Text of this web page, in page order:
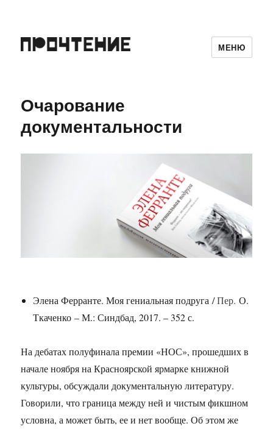
МЕНЮ
Очарование
документальности
Элена Ферранте. Моя гениальная подруга /Пер.О.
Ткаченко – М.: Синдбад, 2017. – 352 с.
На дебатах полуфинала премии «НОС», прошедших в
начале ноября на Красноярской ярмарке книжной
культуры, обсуждали документальную литературу.
Говорили, что граница между ней и чистым фикшном
условна, а может быть, ее и нет вообще. Об этом же